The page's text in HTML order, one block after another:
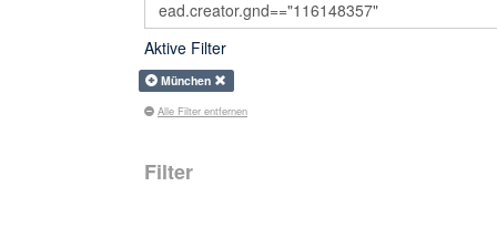
Aktive Filter
München
Alle Filter entfernen
Filter